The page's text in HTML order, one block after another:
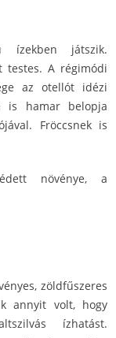
ízekben játszik.
testes. A régimódi
az otellót idézi
is hamar belopja
Fröccsnek is
növénye, a
zöldfűszeres
annyit volt, hogy
ízhatást.